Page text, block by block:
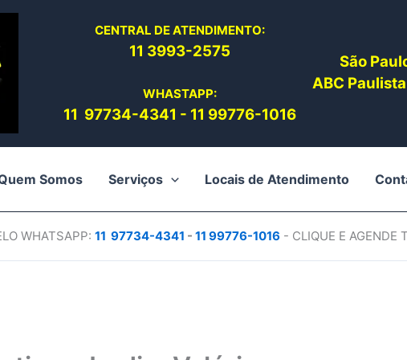
CENTRAL DE ATENDIMENTO:
11 3993-2575
WHASTAPP:
11 97734-4341 - 11 99776-1016
São
ABC
Somos Serviços Locais de Atendimento
WHATSAPP: 11 97734-4341 - 11 99776-1016 - CLIQUE E AGENDE